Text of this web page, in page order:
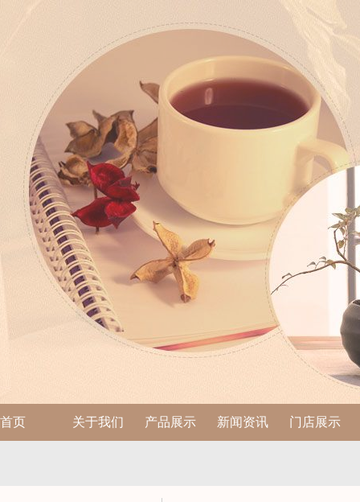
首页 关于我们 产品展示 新闻资讯 门店展示